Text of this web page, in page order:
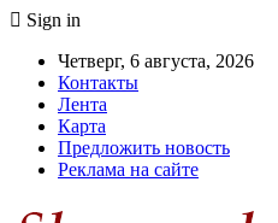
Sign in
Четверг, 6 августа, 2026
Контакты
Лента
Карта
Предложить новость
Реклама на сайте